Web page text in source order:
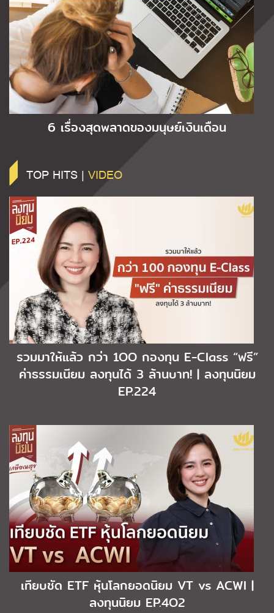
6 เรื่องสุดพลาดของมนุษย์เงินเดือน
TOP HITS | VIDEO
รวมมาให้แล้ว กว่า 1OO กองทุน E-Class “ฟรี”
ค่าธรรมเนียม ลงทุนได้ 3 ล้านบาท! | ลงทุนนิยม
EP.224
เทียบชัด ETF หุ้นโลกยอดนิยม VT vs ACWI |
ลงทุนนิยม EP.4O2